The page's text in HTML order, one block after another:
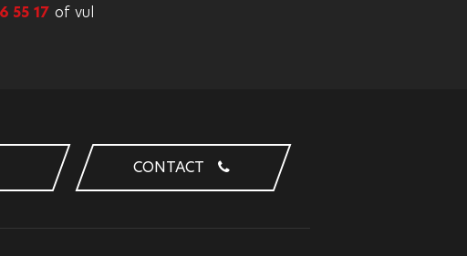
55 17 of vul
CONTACT